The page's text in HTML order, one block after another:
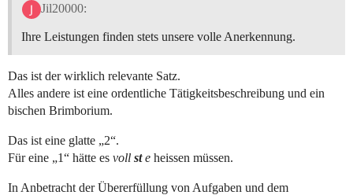
Jil20000:
Ihre Leistungen finden stets unsere volle Anerkennung.
Das ist der wirklich relevante Satz.
Alles andere ist eine ordentliche Tätigkeitsbeschreibung und ein
bischen Brimborium.
Das ist eine glatte „2“.
Für eine „1“ hätte es voll ste heissen müssen.
In Anbetracht der Übererfüllung von Aufgaben und dem